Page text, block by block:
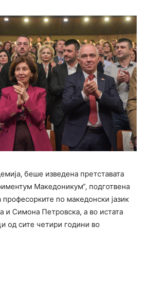
беше изведена претставата
Македоникум“, подготвена
по македонски јазик
и Симона Петровска, а во истата
од сите четири години во